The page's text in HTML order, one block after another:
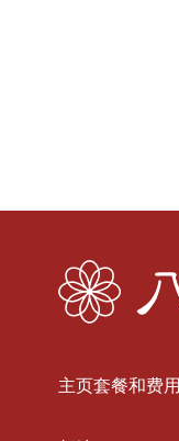
主页套餐和费用